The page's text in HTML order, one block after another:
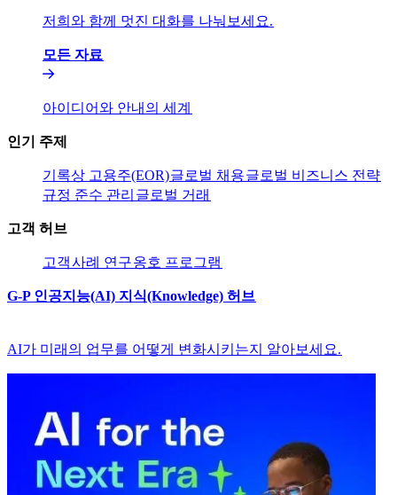
저희와 함께 멋진 대화를 나눠보세요.​​
모든 자료​​
아이디어와 안내의 세계​​
인기 주제​​
기록상 고용주(EOR)​​글로벌 채용​​글로벌 비즈니스 전략​​
규정 준수 관리​​ 글로벌 거래​​
고객 허브​​
고객​​사례 연구​​옹호 프로그램​​
G-P 인공지능(AI) 지식(Knowledge) 허브​​
AI가 미래의 업무를 어떻게 변화시키는지 알아보세요.​​